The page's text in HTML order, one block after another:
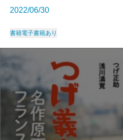
2022/06/30
書籍電子書籍あり